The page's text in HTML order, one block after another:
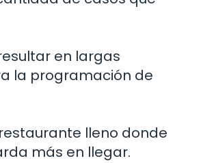
en largas
la programación de
lleno donde
más en llegar.